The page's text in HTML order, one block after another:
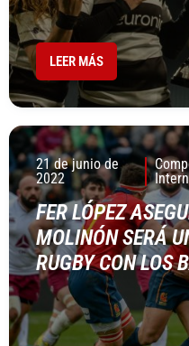
LEER MÁS
21 de junio de
2022
FER LÓPEZ
MOLINÓN SERÁ
RUGBY CON LOS